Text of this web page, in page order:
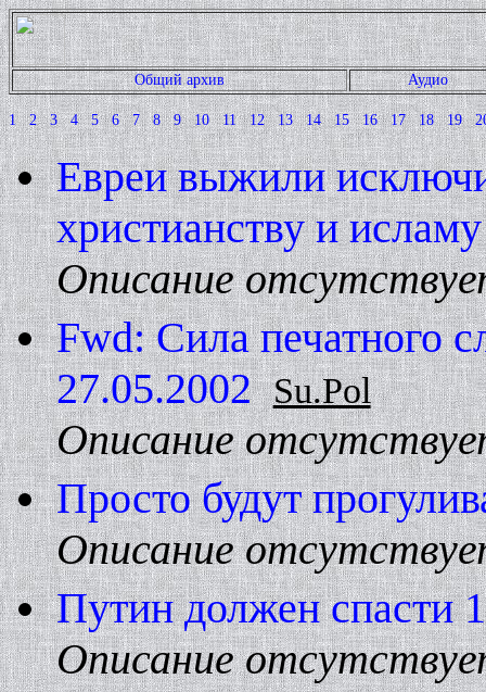
Общий архив Аудио
1 2 3 4 5 6 7 8 9 10 11 12 13 14 15 16 17 18 19
Евреи выжили
христианству и
Описание
Fwd: Сила печатного
27.05.2002 Su.Pol
Описание
Просто будут
Описание
Путин должен спасти
Описание